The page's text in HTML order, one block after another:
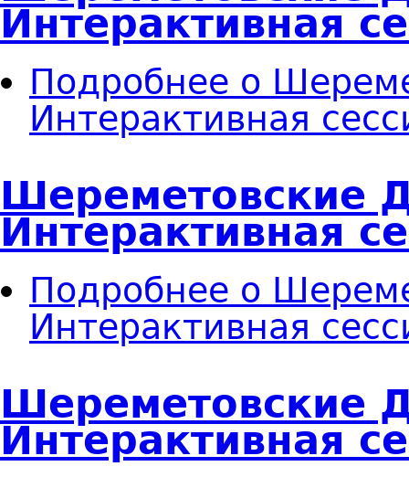
Интерактивная
Подробнее о
Интерактивная
Шереметовские
Интерактивная
Подробнее о
Интерактивная
Шереметовские
Интерактивная